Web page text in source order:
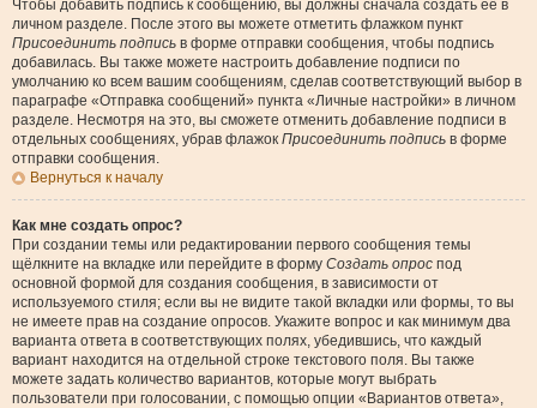
Чтобы добавить подпись к сообщению, вы должны сначала создать её в
личном разделе. После этого вы можете отметить флажком пункт
Присоединить подпись в форме отправки сообщения, чтобы подпись
добавилась. Вы также можете настроить добавление подписи по
умолчанию ко всем вашим сообщениям, сделав соответствующий выбор в
параграфе «Отправка сообщений» пункта «Личные настройки» в личном
разделе. Несмотря на это, вы сможете отменить добавление подписи в
отдельных сообщениях, убрав флажок Присоединить подпись в форме
отправки сообщения.
Вернуться к началу
Как мне создать опрос?
При создании темы или редактировании первого сообщения темы
щёлкните на вкладке или перейдите в форму Создать опрос под
основной формой для создания сообщения, в зависимости от
используемого стиля; если вы не видите такой вкладки или формы, то вы
не имеете прав на создание опросов. Укажите вопрос и как минимум два
варианта ответа в соответствующих полях, убедившись, что каждый
вариант находится на отдельной строке текстового поля. Вы также
можете задать количество вариантов, которые могут выбрать
пользователи при голосовании, с помощью опции «Вариантов ответа»,